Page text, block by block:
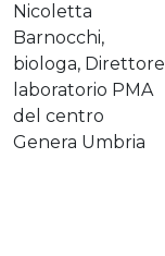
Nicoletta
Barnocchi,
biologa, Direttore
laboratorio PMA
del centro
Genera Umbria